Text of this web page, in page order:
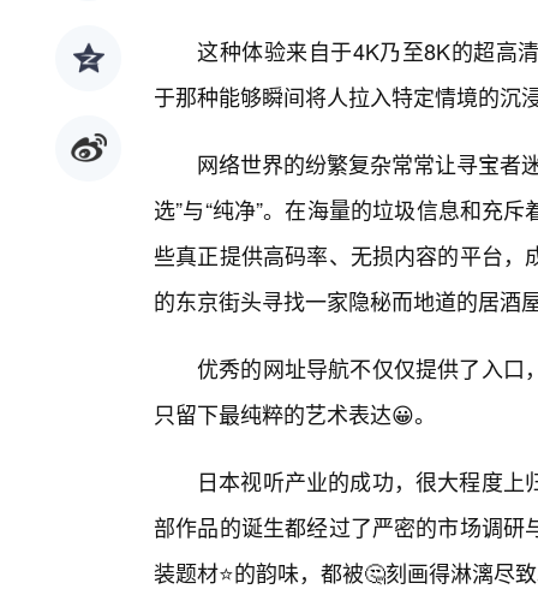
这种体验来自于4K乃至8K的超高
于那种能够瞬间将人拉入特定情境的沉
网络世界的纷繁复杂常常让寻宝者
选”与“纯净”。在海量的垃圾信息和充
些真正提供高码率、无损内容的平台
的东京街头寻找一家隐秘而地道的居酒
优秀的网址导航不仅仅提供了入口
只留下最纯粹的艺术表达😀。
日本视听产业的成功，很大程度
部作品的诞生都经过了严密的市场调
装题材⭐的韵味，都被🤔刻画得淋漓尽